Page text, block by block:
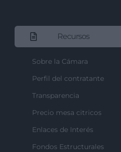
Recursos
Sobre la Cámara
Perfil del contratante
Transparencia
Precio mesa citricos
Enlaces de Interés
Fondos Estructurales